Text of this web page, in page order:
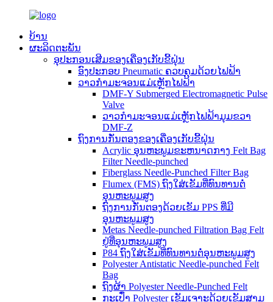
ບ້ານ
ຜະລິດຕະພັນ
ອຸປະກອນເສີມຂອງເຄື່ອງເກັບຂີ້ຝຸ່ນ
ອົງປະກອບ Pneumatic ຄວບຄຸມດ້ວຍໄຟຟ້າ
ວາວກຳມະຈອນແມ່ເຫຼັກໄຟຟ້າ
DMF-Y Submerged Electromagnetic Pulse
Valve
ວາວກຳມະຈອນແມ່ເຫຼັກໄຟຟ້າມຸມຂວາ
DMF-Z
ຖົງການກັ່ນຕອງຂອງເຄື່ອງເກັບຂີ້ຝຸ່ນ
Acrylic ອຸນຫະພູມຂະຫນາດກາງ Felt Bag
Filter Needle-punched
Fiberglass Needle-Punched Filter Bag
Flumex (FMS) ຖົງໃສ່ເຂັມທີ່ທົນທານຕໍ່
ອຸນຫະພູມສູງ
ຖົງການກັ່ນຕອງດ້ວຍເຂັມ PPS ທີ່ມີ
ອຸນຫະພູມສູງ
Metas Needle-punched Filtration Bag Felt
ຢູ່ທີ່ອຸນຫະພູມສູງ
P84 ຖົງໃສ່ເຂັມທີ່ທົນທານຕໍ່ອຸນຫະພູມສູງ
Polyester Antistatic Needle-punched Felt
Bag
ຖົງຜ້າ Polyester Needle-Punched Felt
ກະເປົ໋າ Polyester ເຂັມເຈາະດ້ວຍເຂັມສາມ